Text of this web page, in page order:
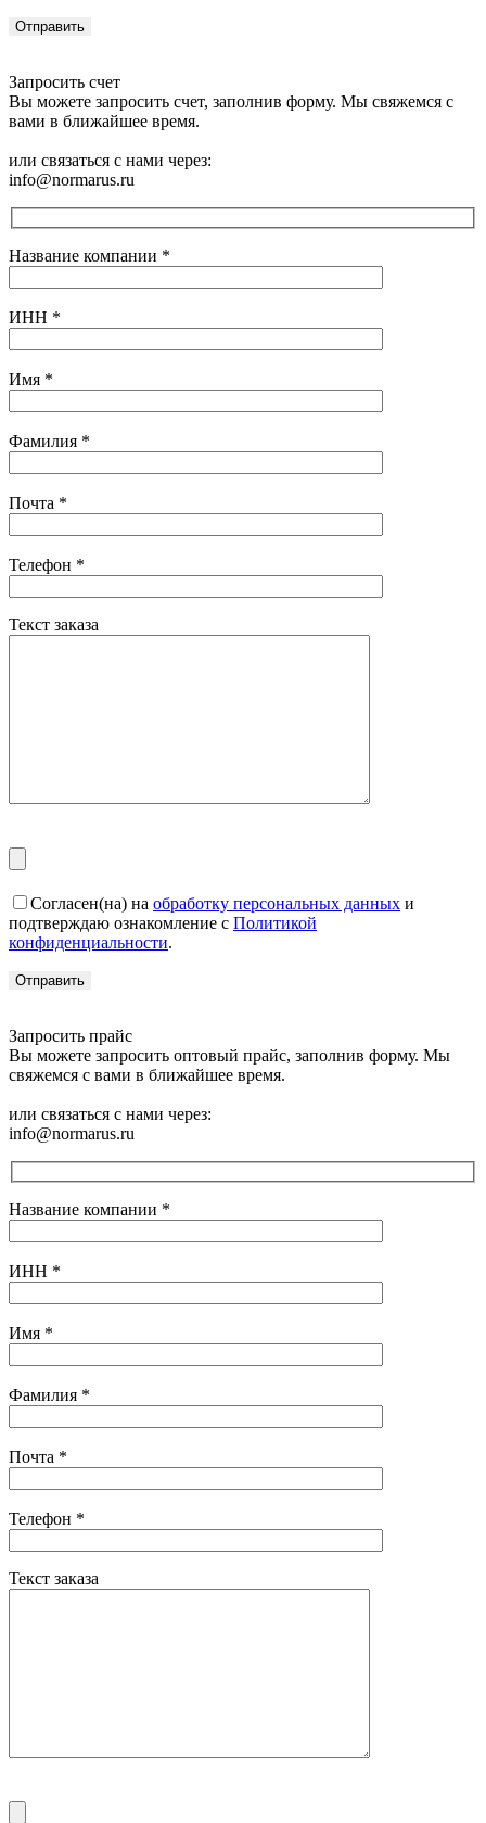
Запросить счет
Вы можете запросить счет, заполнив форму. Мы свяжемся с
вами в ближайшее время.
или связаться с нами через:
info@normarus.ru
Название компании *
ИНН *
Имя *
Фамилия *
Почта *
Телефон *
Текст заказа
Согласен(на) на обработку персональных данных и
подтверждаю ознакомление с Политикой
конфиденциальности.
Запросить прайс
Вы можете запросить оптовый прайс, заполнив форму. Мы
свяжемся с вами в ближайшее время.
или связаться с нами через:
info@normarus.ru
Название компании *
ИНН *
Имя *
Фамилия *
Почта *
Телефон *
Текст заказа